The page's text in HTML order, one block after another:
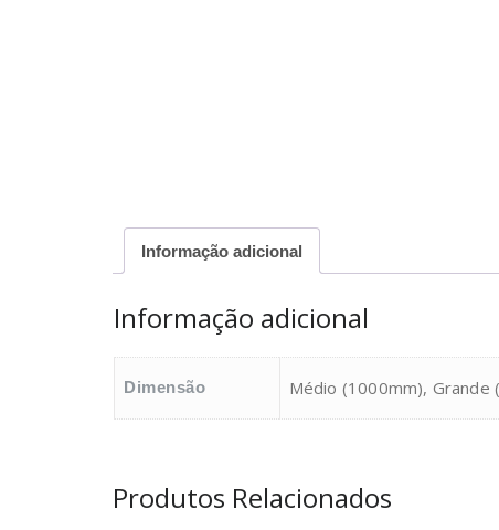
Informação adicional
Informação adicional
Dimensão Médio (1000mm), Grande
Produtos Relacionados